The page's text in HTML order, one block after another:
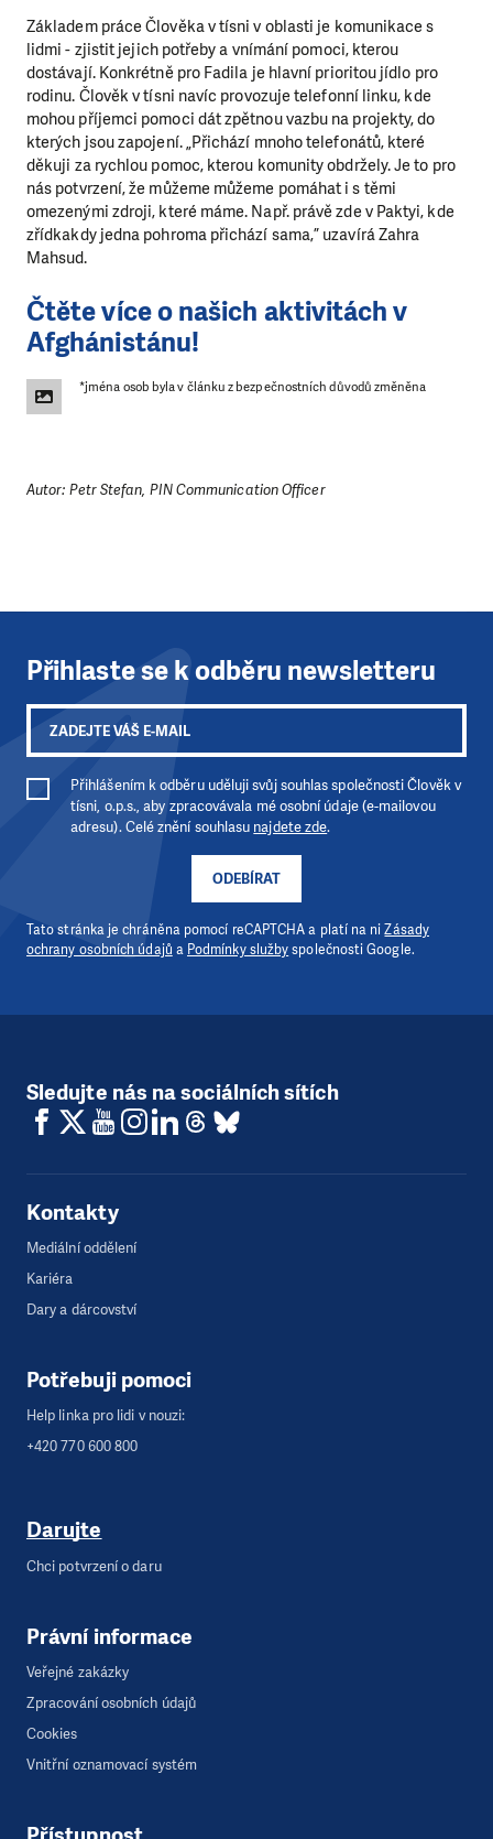
Základem práce Člověka v tísni v oblasti je komunikace s
lidmi - zjistit jejich potřeby a vnímání pomoci, kterou
dostávají. Konkrétně pro Fadila je hlavní prioritou jídlo pro
rodinu. Člověk v tísni navíc provozuje telefonní linku, kde
mohou příjemci pomoci dát zpětnou vazbu na projekty, do
kterých jsou zapojení. „Přichází mnoho telefonátů, které
děkuji za rychlou pomoc, kterou komunity obdržely. Je to pro
nás potvrzení, že můžeme můžeme pomáhat i s těmi
omezenými zdroji, které máme. Např. právě zde v Paktyi, kde
zřídkakdy jedna pohroma přichází sama,” uzavírá Zahra
Mahsud.
Čtěte více o našich aktivitách v
Afghánistánu!
*jména osob byla v článku z bezpečnostních důvodů změněna
Autor: Petr Stefan, PIN Communication Officer
LÍBÍ SE VÁM, CO DĚLÁME?
PODPOŘTE NÁS!
Abychom mohli pomáhat smysluplně, neobejdeme se
bez Vaší podpory. Ať už se nám rozhodnete pomoci
Klubu přátel, Vaše dary nám umožní pomoci vždy tam,
kde je to nejvíce potřeba.
Přihlaste se k odběru newsletteru
ODEBÍRAT
Přihlášením k odběru uděluji svůj souhlas společnosti Člověk v
tísni, o.p.s., aby zpracovávala mé osobní údaje (e-mailovou
adresu). Celé znění souhlasu najdete zde.
Tato stránka je chráněna pomocí reCAPTCHA a platí na niZásady
ochrany osobních údajů a Podmínky službyspolečnosti Google.
Sledujte nás na sociálních sítích
Kontakty
Mediální oddělení
Kariéra
Dary a dárcovství
Potřebuji pomoci
Help linka pro lidi v nouzi:
+420 770 600 800
Darujte
Chci potvrzení o daru
Právní informace
Veřejné zakázky
Zpracování osobních údajů
Cookies
Vnitřní oznamovací systém